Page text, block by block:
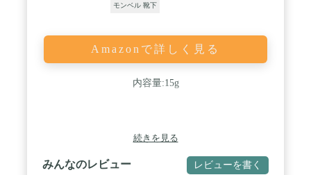
モンベル 靴下
Amazonで詳しく見る
内容量:15g
続きを見る
みんなのレビュー レビューを書く